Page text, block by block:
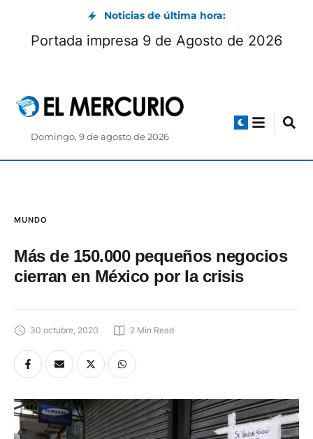
Noticias de última hora:
Portada impresa 9 de Agosto de 2026
Domingo, 9 de agosto de 2026
MUNDO
Más de 150.000 pequeños negocios
cierran en México por la crisis
30 octubre, 2020 2 Min Read